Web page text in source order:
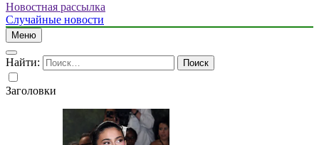
Новостная рассылка
Случайные новости
Меню
Найти:
Заголовки